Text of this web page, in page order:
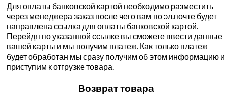
Для оплаты банковской картой необходимо разместить
через менеджера заказ после чего вам по эл.почте будет
направлена ссылка для оплаты банковской картой.
Перейдя по указанной ссылке вы сможете ввести данные
вашей карты и мы получим платеж. Как только платеж
будет обработан мы сразу получим об этом информацию и
приступим к отгрузке товара.
Возврат товара